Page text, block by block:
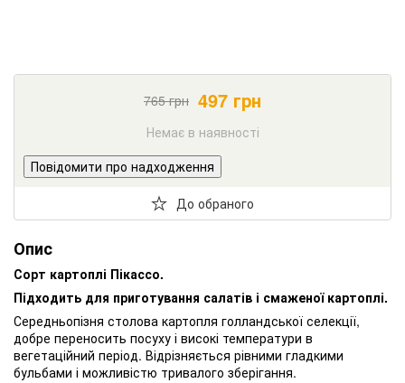
765грн 497 грн
Немає в наявності
Повідомити про надходження
До обраного
Опис
Сорт картоплі Пікассо.
Підходить для приготування салатів і смаженої картоплі.
Середньопізня столова картопля голландської селекції,
добре переносить посуху і високі температури в
вегетаційний період. Відрізняється рівними гладкими
бульбами і можливістю тривалого зберігання.